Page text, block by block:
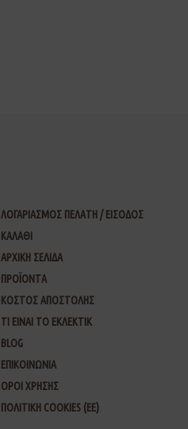
ΛΟΓΑΡΙΑΣΜΟΣ ΠΕΛΑΤΗ / ΕΙΣΟΔΟΣ
ΚΑΛΑΘΙ
ΑΡΧΙΚΗ ΣΕΛΙΔΑ
ΠΡΟΪΟΝΤΑ
ΚΟΣΤΟΣ ΑΠΟΣΤΟΛΗΣ
ΤΙ ΕΙΝΑΙ ΤΟ ΕΚΛΕΚΤΙΚ
BLOG
ΕΠΙΚΟΙΝΩΝΙΑ
ΟΡΟΙ ΧΡΗΣΗΣ
ΠΟΛΙΤΙΚΗ COOKIES (ΕΕ)